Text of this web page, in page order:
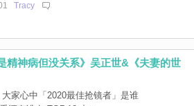
Tracy
精神病但没关系》吴正世&《夫妻的世
家心中「2020最佳抢镜者」是谁